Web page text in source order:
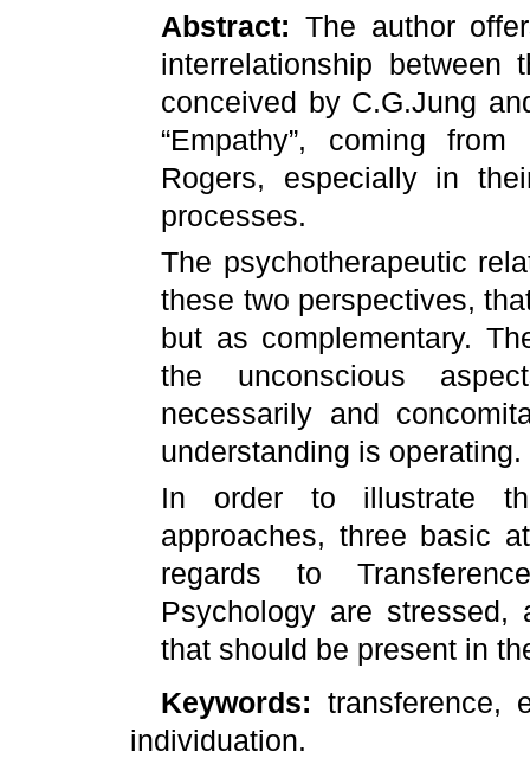
Abstract: The author
interrelationship between
conceived by C.G.Jung
“Empathy”, coming
Rogers, especially in
processes.
The psychotherapeutic
these two perspectives,
but as complementary.
the unconscious
necessarily and
understanding is operating.
In order to illustrate
approaches, three basic
regards to
Psychology are stressed,
that should be present in
Keywords: transference,
individuation.